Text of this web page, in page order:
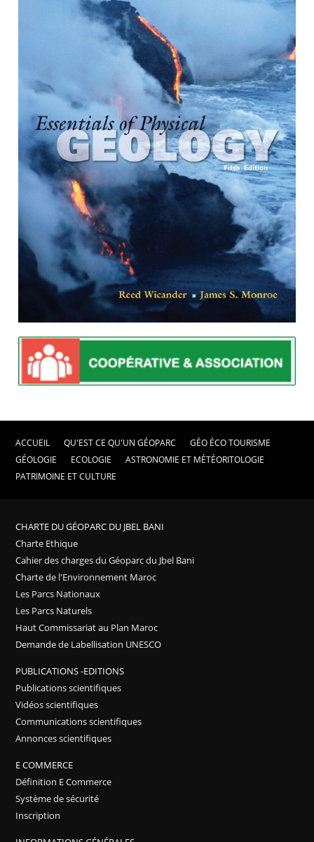
ACCUEIL QU'EST CE QU'UN GÉOPARC
GÉO ÉCO TOURISME
GÉOLOGIE
ECOLOGIE
ASTRONOMIE ET MÉTÉORITOLOGIE
PATRIMOINE ET CULTURE
CHARTE DU GÉOPARC DU JBEL BANI
Charte Ethique
Cahier des charges du Géoparc du Jbel Bani
Charte de l'Environnement Maroc
Les Parcs Nationaux
Les Parcs Naturels
Haut Commissariat au Plan Maroc
Demande de Labellisation UNESCO
PUBLICATIONS -EDITIONS
Publications scientifiques
Vidéos scientifiques
Communications scientifiques
Annonces scientifiques
E COMMERCE
Définition E Commerce
Système de sécurité
Inscription